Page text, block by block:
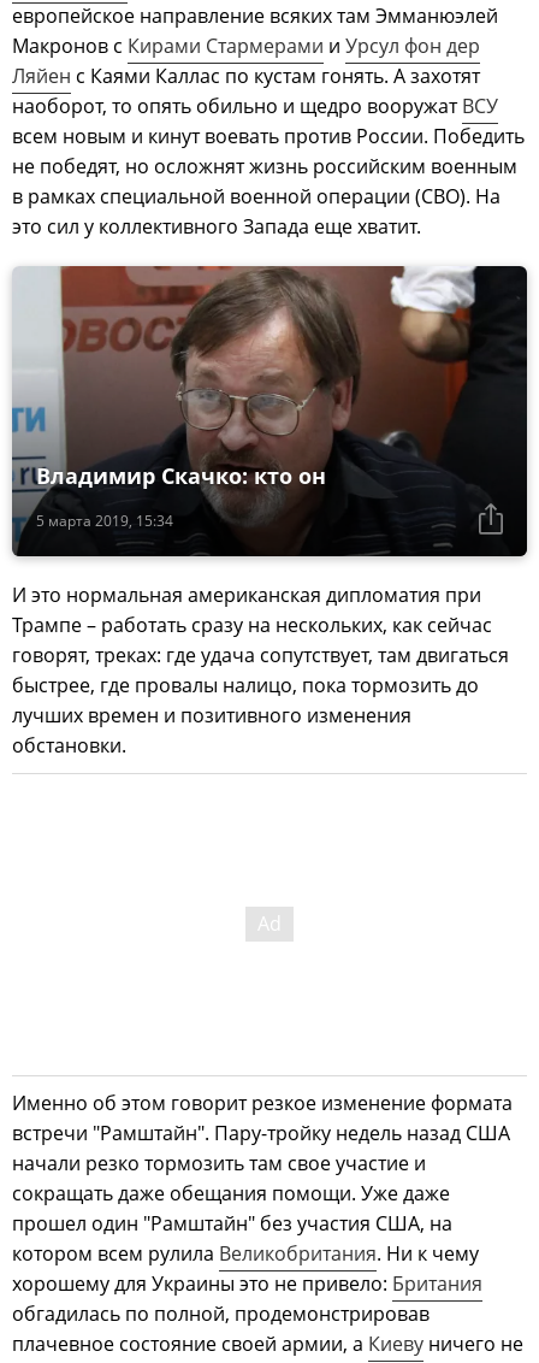
европейское направление всяких там Эмманюэлей
Макронов с Кирами Стармерами и Урсул фон дер
Ляйен с Каями Каллас по кустам гонять. А захотят
наоборот, то опять обильно и щедро вооружатВСУ
всем новым и кинут воевать против России. Победить
не победят, но осложнят жизнь российским военным
в рамках специальной военной операции (СВО). На
это сил у коллективного Запада еще хватит.
5 марта 2019, 15:34
Владимир Скачко: кто он
И это нормальная американская дипломатия при
Трампе – работать сразу на нескольких, как сейчас
говорят, треках: где удача сопутствует, там двигаться
быстрее, где провалы налицо, пока тормозить до
лучших времен и позитивного изменения
обстановки.
Именно об этом говорит резкое изменение формата
встречи "Рамштайн". Пару-тройку недель назад США
начали резко тормозить там свое участие и
сокращать даже обещания помощи. Уже даже
прошел один "Рамштайн" без участия США, на
котором всем рулила Великобритания. Ни к чему
хорошему для Украины это не привело: Британия
обгадилась по полной, продемонстрировав
плачевное состояние своей армии, а Киеву ничего не